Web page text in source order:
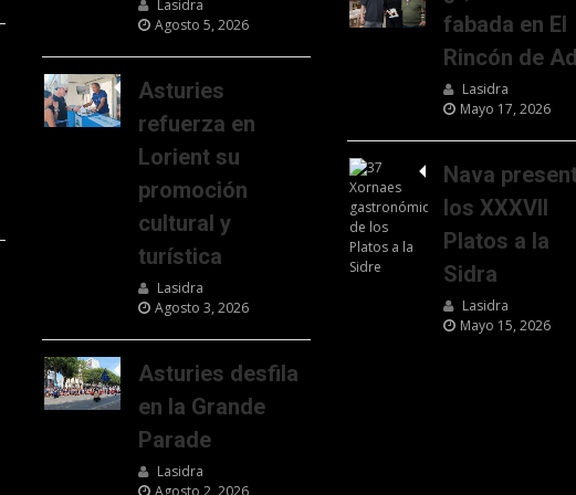
Lasidra
Agosto 5, 2026
Asturies
refuerza en
Lorient su
promoción
cultural y
turística
Lasidra
Agosto 3, 2026
Asturies desfila
en la Grande
Parade
Lasidra
Agosto 2, 2026
fabada en El
Rincón de
Lasidra
Mayo 17, 2026
Nava
los XXXVII
Platos a la
Sidra
Lasidra
Mayo 15, 2026